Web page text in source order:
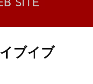
ブイブ